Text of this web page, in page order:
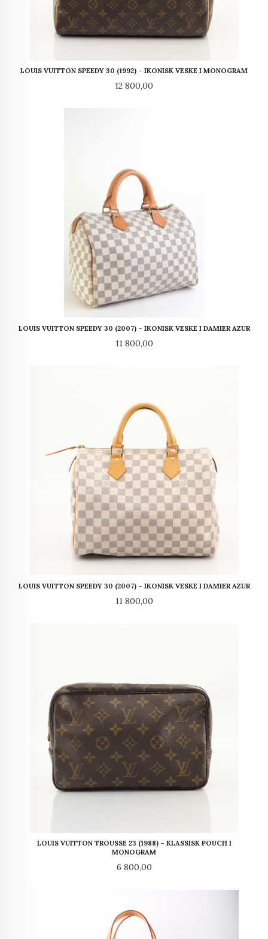
LOUIS VUITTON SPEEDY 30 (1992) – IKONISK VESKE I MONOGRAM
Pris
12 800,00
LOUIS VUITTON SPEEDY 30 (2007) – IKONISK VESKE I DAMIER AZUR
Pris
11 800,00
LOUIS VUITTON SPEEDY 30 (2007) – IKONISK VESKE I DAMIER AZUR
Pris
11 800,00
LOUIS VUITTON TROUSSE 23 (1988) – KLASSISK POUCH I
MONOGRAM
Pris
6 800,00